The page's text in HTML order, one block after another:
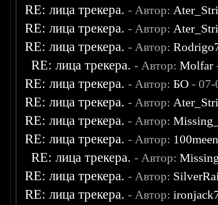
RE: лица трекера. - Автор:
RE: лица трекера. - Автор:
RE: лица трекера. - Автор:
RE: лица трекера. - Автор:Molfar
RE: лица трекера. - Автор: БО -
RE: лица трекера. - Автор:
RE: лица трекера. - Автор:
RE: лица трекера. - Автор:
RE: лица трекера. - Автор:
RE: лица трекера. - Автор:
RE: лица трекера. - Автор: